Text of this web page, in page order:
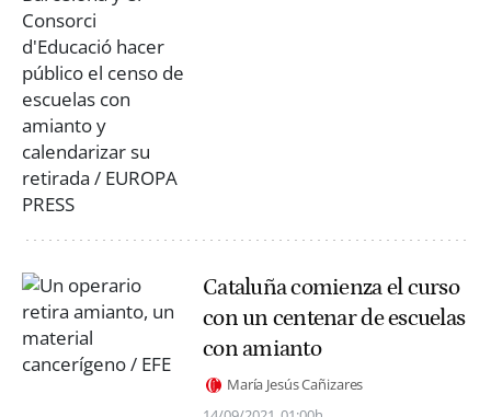
Cataluña comienza el curso
con un centenar de escuelas
con amianto
María Jesús Cañizares